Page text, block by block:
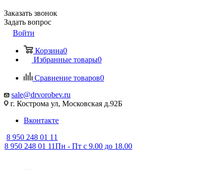
Заказать звонок
Задать вопрос
Войти
Корзина0
Избранные товары0
Сравнение товаров0
sale@drvorobev.ru
г. Кострома ул, Московская д.92Б
Вконтакте
8 950 248 01 11
8 950 248 01 11Пн - Пт с 9.00 до 18.00